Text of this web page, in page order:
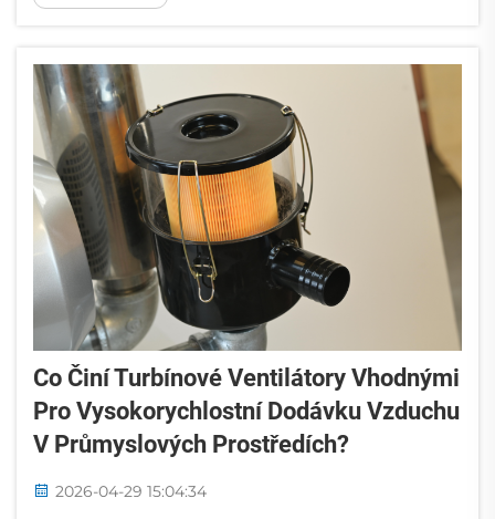
kompromis mezi dosažitelným nejvyšším
těchto parametrů zásadně určuje...
Co Činí Turbínové Ventilátory Vhodnými
Pro Vysokorychlostní Dodávku Vzduchu
V Průmyslových Prostředích?
2026-04-29 15:04:34